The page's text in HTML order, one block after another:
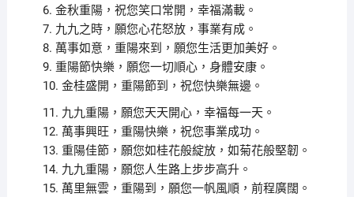
6. 金秋重陽，祝您笑口常開，幸福滿載。
7. 九九之時，願您心花怒放，事業有成。
8. 萬事如意，重陽來到，願您生活更加美好。
9. 重陽節快樂，願您一切順心，身體安康。
10. 金桂盛開，重陽節到，祝您快樂無邊。
11. 九九重陽，願您天天開心，幸福每一天。
12. 萬事興旺，重陽快樂，祝您事業成功。
13. 重陽佳節，願您如桂花般綻放，如菊花般堅韌。
14. 九九重陽，願您人生路上步步高升。
15. 萬里無雲，重陽到，願您一帆風順，前程廣闊。